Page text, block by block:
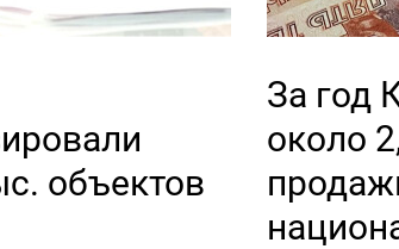
объектов
За год
около